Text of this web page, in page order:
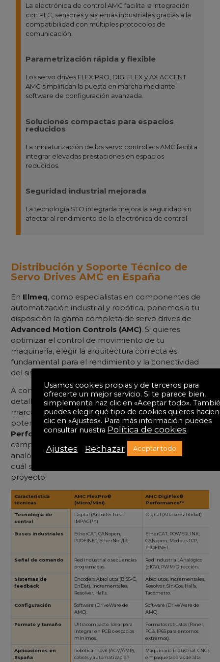
La electrónica de control AMC facilita la integración
con PLC, sensores y sistemas industriales gracias a la
compatibilidad con múltiples protocolos de
comunicación.
Parametrización rápida y flexible
Los servo drives FLEX PRO, DIGI FLEX y AX ACCENT
AMC simplifican la puesta en marcha mediante
software de configuración avanzada.
Soluciones compactas para espacios
reducidos
La miniaturización de los servo controllers AMC facilita
integrar elevadas prestaciones en espacios
reducidos.
Seguridad industrial mejorada
La tecnología STO integrada mejora la seguridad sin
afectar al rendimiento de la electrónica de control.
Distribución y Soporte Técnico de
Servo Drives AMC en España
En Elmeq, como especialistas en componentes de
automatización industrial y robótica, ponemos a tu
disposición la gama completa de servo drives de
Advanced Motion Controls (AMC). Si quieres
optimizar el control de movimiento de tu
maquinaria, elegir la arquitectura correcta es
fundamental para el rendimiento y la conectividad
del sistema.
A continuación, presentamos una comparativa
detallada entre las tres familias principales de la
marca:
AMC FlexPro® (máxima densidad de
potencia para robótica móvil),AMC DigiFlex®
Performance™(versatilidad digital para buses de
campo industriales) y
AMC AxCent™
(la solución
analógica de alta fiabilidad y cero latencia). Conoce
cuál se adapta mejor a los requerimientos de tu
proyecto:
Característica
técnicas
AMC FlexPro®
(Micro/Mini)
AMC DigiFlex®
Performance™
Tecnología de
control
Digital (Arquitectura
IMPACT™)
Digital (Alta versatilidad)
Buses industriales
EtherCAT, CANopen,
PROFINET, EtherNet/IP.
EtherCAT, POWERLINK,
CANopen, Modbus TCP,
PROFINET.
Señal de comando
Red industrial o secuencias
programadas.
Red industrial, Analógico
(±10V), PWM/Dirección.
Sistemas de
feedback
Encoders Absolutos (BiSS-C,
EnDat), Incrementales,
Resolver, Halls.
Absolutos, Incrementales,
Resolver, Sin/Cos, Halls,
Tacómetro.
Configuración
Software (DriveWare de
AMC).
Software (DriveWare de
AMC).
Formato y tamaño
Ultracompacto. Ideal para
integrar en PCB o espacios
mínimos.
Formatos robustos (Panel,
PCB, IP65 para entornos
extremos).
Aplicaciones en
España
Robótica móvil (AGV/AMR),
cobots y automatización
Maquinaria industrial, CNC y
empaquetadoras de alta
Usamos cookies propias y de terceros para
ofrecerte un mejor servicio. Si te parece bien,
simplemente haz clic en «Aceptar todo».
puedes elegir qué tipo de cookies quieres
clic en «Ajustes». Para más información puedes
consultar nuestra Política de cookies
Ajustes
Rechazar Aceptar todo